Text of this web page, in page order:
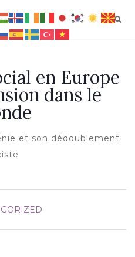
en Europe
dans le
et son dédoublement